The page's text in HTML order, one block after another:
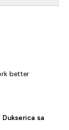
better
sa